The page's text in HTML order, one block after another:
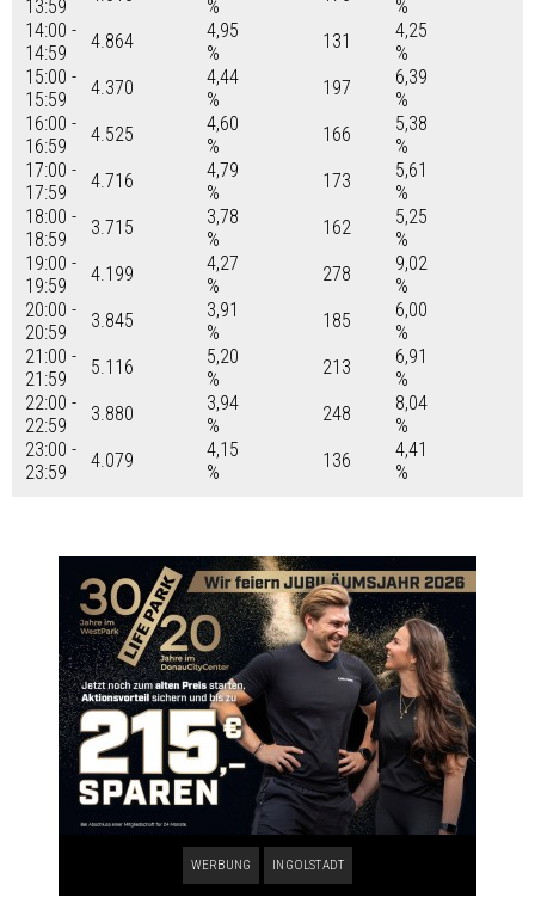
13:59
%
%
14:00 -
14:59
4.864
4,95
%
131
4,25
%
15:00 -
15:59
4.370
4,44
%
197
6,39
%
16:00 -
16:59
4.525
4,60
%
166
5,38
%
17:00 -
17:59
4.716
4,79
%
173
5,61
%
18:00 -
18:59
3.715
3,78
%
162
5,25
%
19:00 -
19:59
4.199
4,27
%
278
9,02
%
20:00 -
20:59
3.845
3,91
%
185
6,00
%
21:00 -
21:59
5.116
5,20
%
213
6,91
%
22:00 -
22:59
3.880
3,94
%
248
8,04
%
23:00 -
23:59
4.079
4,15
%
136
4,41
%
WERBUNG INGOLSTADT